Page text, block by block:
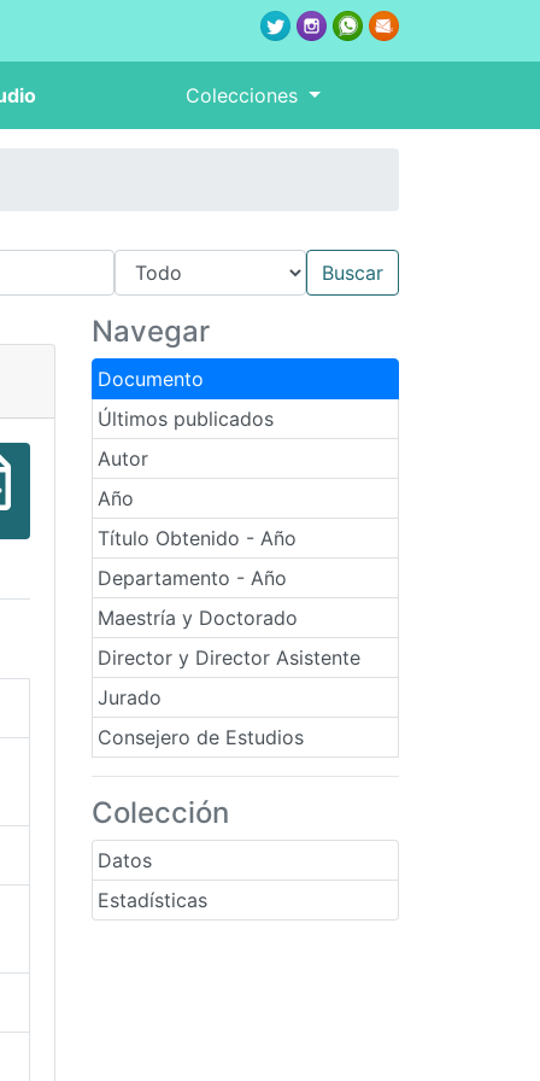
Colecciones
Navegar
Documento
Últimos publicados
Autor
Año
Título Obtenido - Año
Departamento - Año
Maestría y Doctorado
Director y Director Asistente
Jurado
Consejero de Estudios
Colección
Datos
Estadísticas